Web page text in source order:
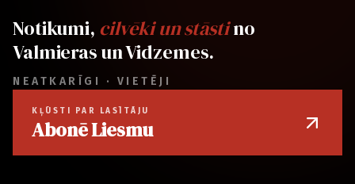
Notikumi, cilvēki un stāstino
Valmieras un Vidzemes.
NEATKARĪGI · VIETĒJI
KĻŪSTI PAR LASĪTĀJU
Abonē Liesmu